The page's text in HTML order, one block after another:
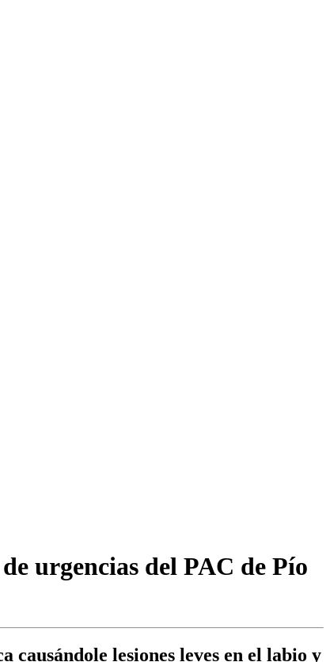
urgencias del PAC de Pío
lesiones leves en el labio y